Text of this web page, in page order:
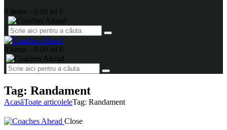
0 items - 0.00 lei 0
0 items - 0.00 lei 0
Tag: Randament
AcasăToate articoleleTag: Randament
Close